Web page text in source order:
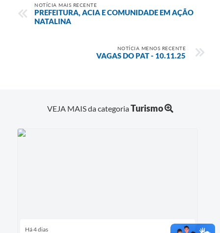
NOTÍCIA MAIS RECENTE
PREFEITURA, ACIA E COMUNIDADE EM AÇÃO
NATALINA
NOTÍCIA MENOS RECENTE
VAGAS DO PAT - 10.11.25
VEJA MAIS da categoriaTurismo
Há 4 dias